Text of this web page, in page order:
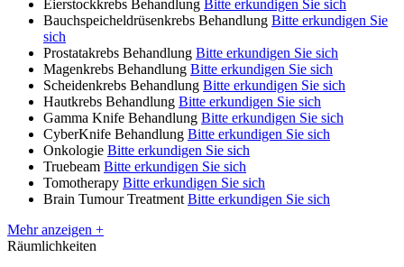
Eierstockkrebs Behandlung Bitte erkundigen Sie sich
Bauchspeicheldrüsenkrebs Behandlung Bitte erkundigen Sie
sich
Prostatakrebs Behandlung Bitte erkundigen Sie sich
Magenkrebs Behandlung Bitte erkundigen Sie sich
Scheidenkrebs Behandlung Bitte erkundigen Sie sich
Hautkrebs Behandlung Bitte erkundigen Sie sich
Gamma Knife Behandlung Bitte erkundigen Sie sich
CyberKnife Behandlung Bitte erkundigen Sie sich
Onkologie Bitte erkundigen Sie sich
Truebeam Bitte erkundigen Sie sich
Tomotherapy Bitte erkundigen Sie sich
Brain Tumour Treatment Bitte erkundigen Sie sich
Mehr anzeigen +
Räumlichkeiten